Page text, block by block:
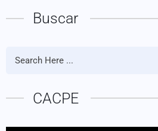
Buscar
CACPE